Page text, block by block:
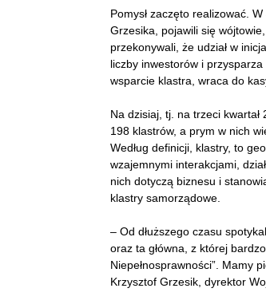
Pomysł zaczęto realizować.
Grzesika, pojawili się
przekonywali, że udział w
liczby inwestorów i
wsparcie klastra, wraca do
Na dzisiaj, tj. na trzeci
198 klastrów, a prym w nich
Według definicji, klastry, to
wzajemnymi interakcjami, dzia
nich dotyczą biznesu i
klastry samorządowe.
– Od dłuższego czasu
oraz ta główna, z której
Niepełnosprawności”. Mamy
Krzysztof Grzesik, dyrektor